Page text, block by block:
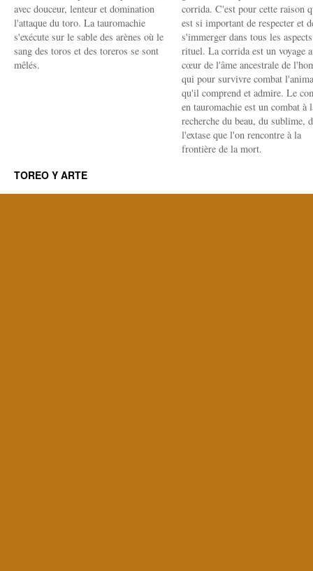
avec douceur, lenteur et domination
l'attaque du toro. La tauromachie
s'exécute sur le sable des arènes où le
sang des toros et des toreros se sont
mêlés.
corrida. C'est pour cette raison
est si important de respecter et
s'immerger dans tous les
rituel. La corrida est un voyage
cœur de l'âme ancestrale de
qui pour survivre combat
qu'il comprend et admire. Le
en tauromachie est un combat à
recherche du beau, du sublime,
l'extase que l'on rencontre à la
frontière de la mort.
TOREO Y ARTE